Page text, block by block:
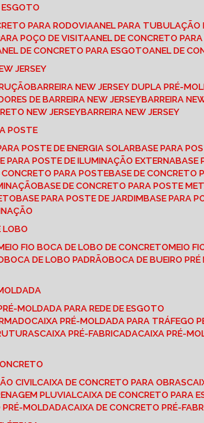
ESGOTO
PARA RODOVIA
ANEL PARA
POÇO DE VISITA ANEL DE CONCRETO
ANEL DE CONCRETO PARA ESGOTO ANEL DE
JERSEY
BARREIRA NEW JERSEY DUPLA PRÉ-
DE BARREIRA NEW JERSEY BARREIRA
NEW JERSEY BARREIRA NEW JERSEY
POSTE
POSTE DE ENERGIA SOLAR BASE PARA
PARA POSTE DE ILUMINAÇÃO EXTERNA
CONCRETO PARA POSTE BASE DE CONCRETO
BASE DE CONCRETO PARA POSTE
BASE PARA POSTE DE JARDIM BASE PARA
LOBO
MEIO FIO BOCA DE LOBO DE CONCRETO
MEIO
BOCA DE LOBO PADRÃO BOCA DE BUEIRO
PRÉ-MOLDADA PARA REDE DE ESGOTO
CAIXA PRÉ-MOLDADA PARA TRÁFEGO
CAIXA PRÉ-FABRICADA CAIXA PRÉ-
CIVIL CAIXA DE CONCRETO PARA OBRAS
PLUVIAL CAIXA DE CONCRETO PARA
PRÉ-MOLDADA CAIXA DE CONCRETO PRÉ-